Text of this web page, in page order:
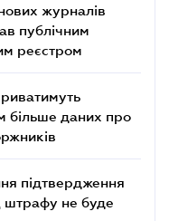
журналів
публічним
реєстром
більше даних про
підтвердження
штрафу не буде